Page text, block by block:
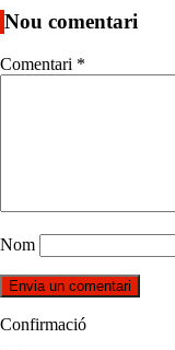
Nou comentari
Comentari *
Nom
Confirmació